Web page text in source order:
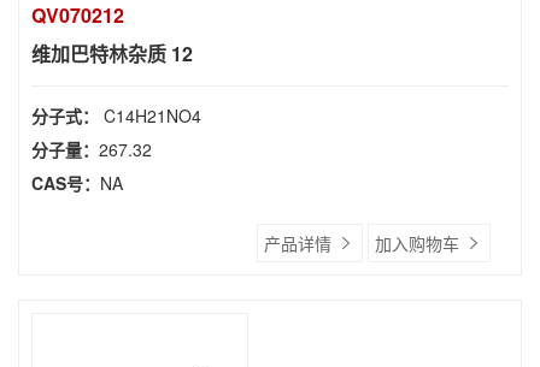
QV070212
维加巴特林杂质 12
分子式： C14H21NO4
分子量： 267.32
CAS号： NA
产品详情 加入购物车